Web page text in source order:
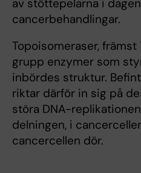
av stöttepelarna i
cancerbehandlingar.
Topoisomeraser, främst
grupp enzymer som
inbördes struktur.
riktar därför in sig på
störa DNA-
delningen, i
cancercellen dör.